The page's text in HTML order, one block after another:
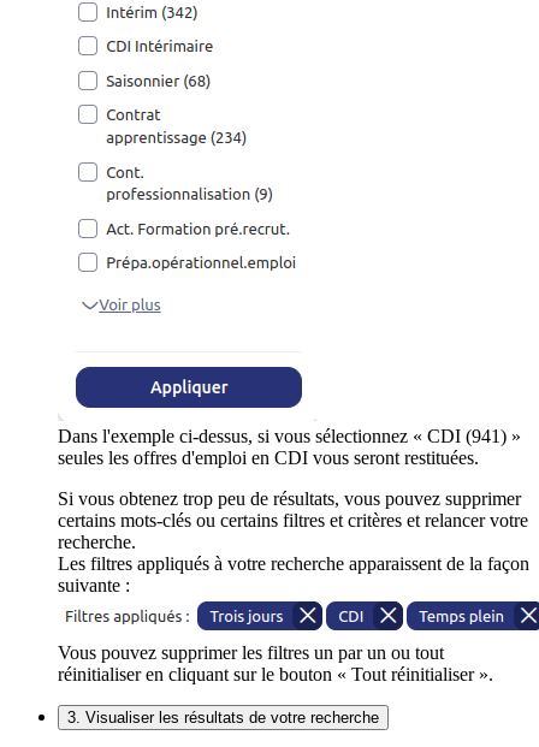
Dans l'exemple ci-dessus, si vous sélectionnez « CDI (941) »
seules les offres d'emploi en CDI vous seront restituées.
Si vous obtenez trop peu de résultats, vous pouvez supprimer
certains mots-clés ou certains filtres et critères et relancer votre
recherche.
Les filtres appliqués à votre recherche apparaissent de la façon
suivante :
Vous pouvez supprimer les filtres un par un ou tout
réinitialiser en cliquant sur le bouton « Tout réinitialiser ».
3. Visualiser les résultats de votre recherche